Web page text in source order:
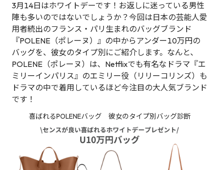
3月14日はホワイトデーです！お返しに迷っている男性
陣も多いのではないでしょうか？今回は日本の芸能人愛
用者続出のフランス・パリ生まれのバッグブランド
『POLENE（ポレーヌ）』の中からアンダー10万円の
バッグを、彼女のタイプ別にご紹介します。なんと、
POLENE（ポレーヌ）は、Netflixでも有名なドラマ『エ
ミリーインパリス』のエミリー役（リリーコリンズ）も
ドラマの中で着用しているほど今注目の大人気ブランド
です！
喜ばれるPOLENEバッグ 彼女のタイプ別バッグ診断